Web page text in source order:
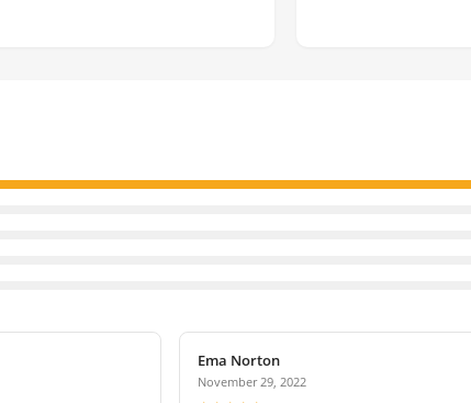
Ema Norton
November 29, 2022